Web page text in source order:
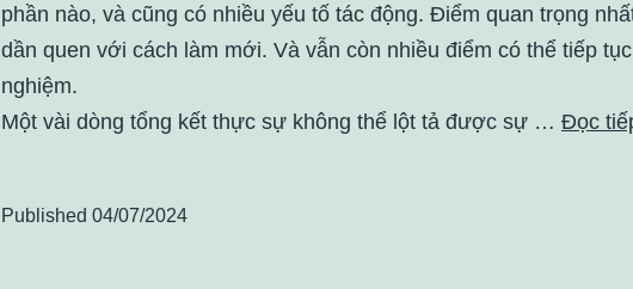
phần nào, và cũng có nhiều yếu tố tác động. Điểm quan trọng
dần quen với cách làm mới. Và vẫn còn nhiều điểm có thể tiếp
nghiệm.
Một vài dòng tổng kết thực sự không thể lột tả được sự … Đọc
Published 04/07/2024